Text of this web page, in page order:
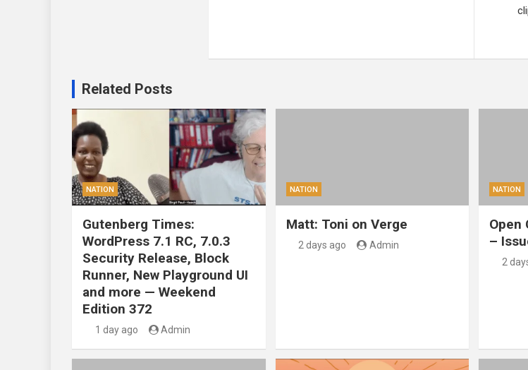
Related Posts
NATION
Gutenberg Times:
WordPress 7.1 RC, 7.0.3
Security Release, Block
Runner, New Playground UI
and more — Weekend
Edition 372
1 day ago Admin
NATION
Matt: Toni on Verge
2 days ago Admin
NATION
Open
–
2